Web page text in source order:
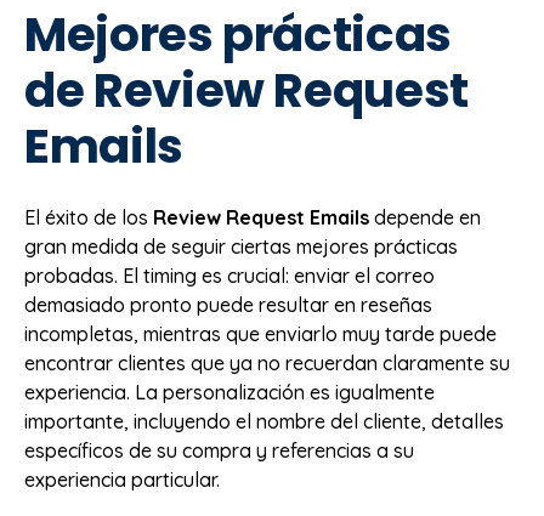
Mejores prácticas
de Review Request
Emails
El éxito de los Review Request Emails depende en
gran medida de seguir ciertas mejores prácticas
probadas. El timing es crucial: enviar el correo
demasiado pronto puede resultar en reseñas
incompletas, mientras que enviarlo muy tarde puede
encontrar clientes que ya no recuerdan claramente su
experiencia. La personalización es igualmente
importante, incluyendo el nombre del cliente, detalles
específicos de su compra y referencias a su
experiencia particular.